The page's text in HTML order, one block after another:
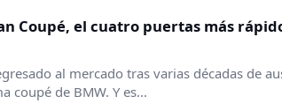
Coupé, el cuatro puertas más
al mercado tras varias décadas de
coupé de BMW. Y es...